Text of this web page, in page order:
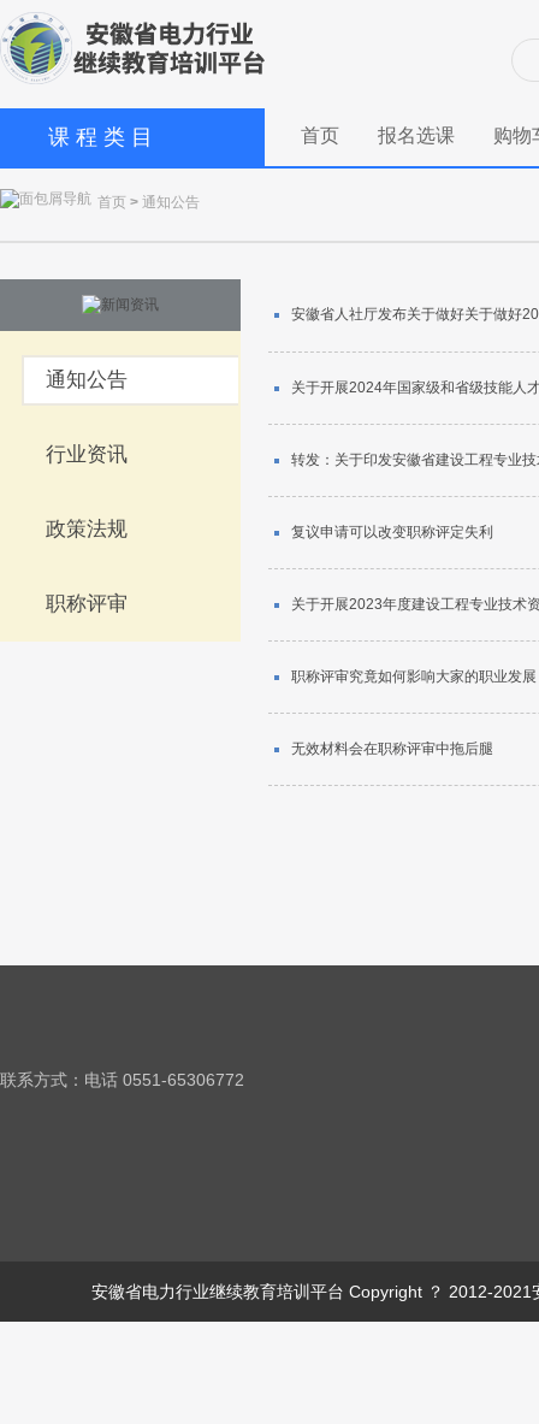
课 程 类 目 首页 报名选课 购物
首页 > 通知公告
通知公告
行业资讯
政策法规
职称评审
安徽省人社厅发布关于做好关于做好
关于开展2024年国家级和省级技能人
转发：关于印发安徽省建设工程专业
复议申请可以改变职称评定失利
关于开展2023年度建设工程专业技术
职称评审究竟如何影响大家的职业发
无效材料会在职称评审中拖后腿
联系方式：电话 0551-65306772
安徽省电力行业继续教育培训平台 Copyright ？ 2012-